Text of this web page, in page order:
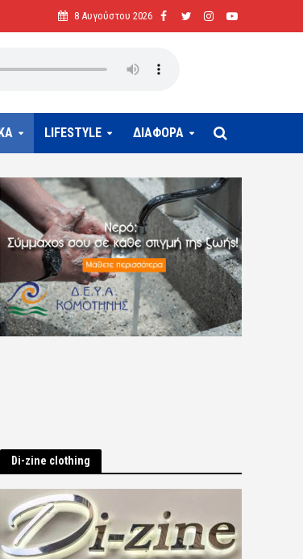
8 Αυγούστου 2026
LIFESTYLE ΔΙΑΦΟΡΑ
Di-zine clothing